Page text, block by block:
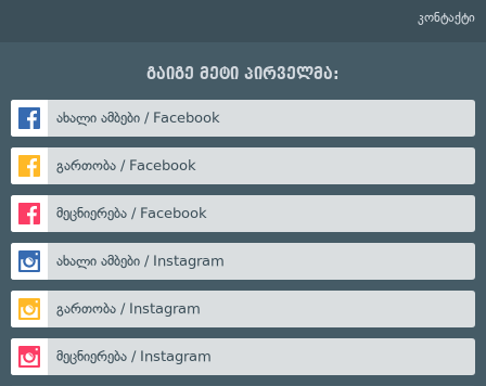
კონტაქტი
გაიგე მეტი პირველმა:
ახალი ამბები / Facebook
გართობა / Facebook
მეცნიერება / Facebook
ახალი ამბები / Instagram
გართობა / Instagram
მეცნიერება / Instagram